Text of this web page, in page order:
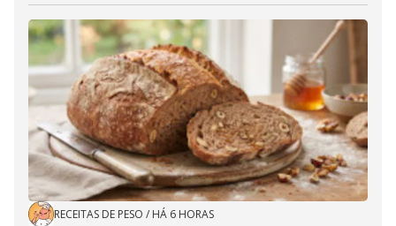
RECEITAS DE PESO / HÁ 6 HORAS